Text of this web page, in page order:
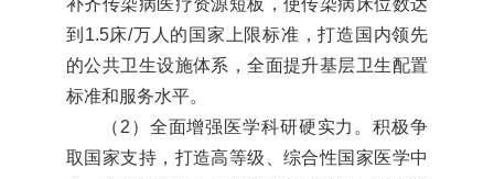
补齐传染病医疗资源短板，使传染病床位数达
到1.5床/万人的国家上限标准，打造国内领先
的公共卫生设施体系，全面提升基层卫生配置
标准和服务水平。
（2）全面增强医学科研硬实力。积极争
取国家支持，打造高等级、综合性国家医学中